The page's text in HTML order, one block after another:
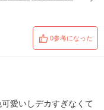
0参考になった
愛いしデカすぎなくて